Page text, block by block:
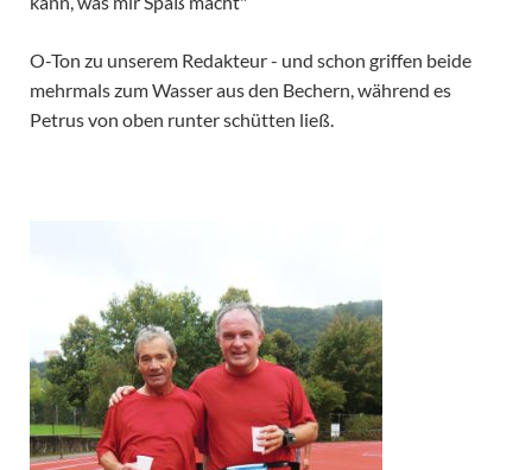
O-Ton zu unserem Redakteur - und schon griffen beide
mehrmals zum Wasser aus den Bechern, während es
Petrus von oben runter schütten ließ.